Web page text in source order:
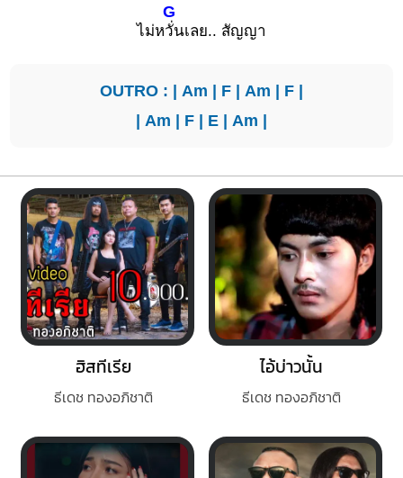
ไม่ห
G
วั่นเลย.. สัญญา
OUTRO : | Am | F | Am | F |
| Am | F | E | Am |
ฮิสทีเรีย
ธีเดช ทองอภิชาติ
ไอ้บ่าวนั้น
ธีเดช ทองอภิชาติ